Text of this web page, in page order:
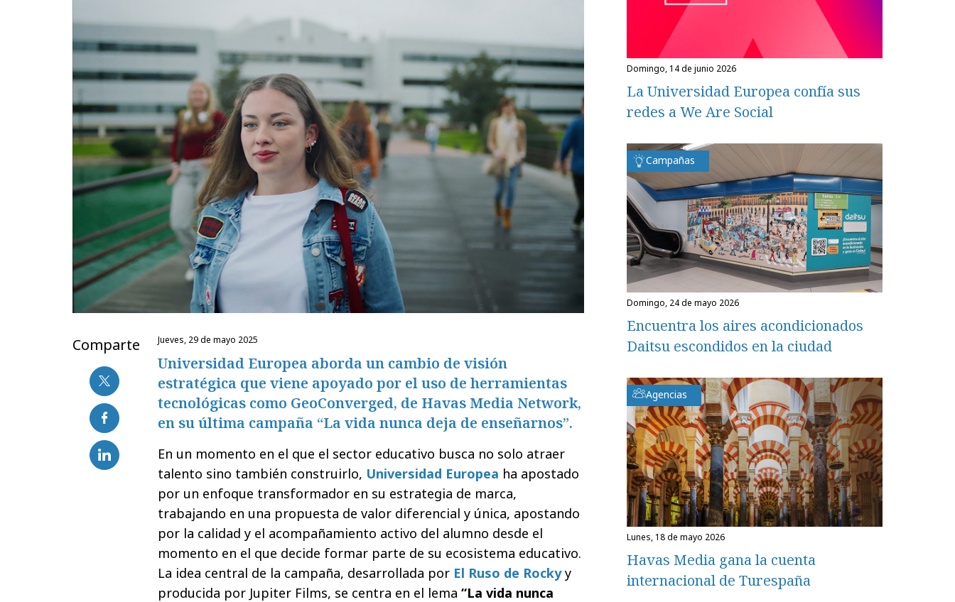
Comparte jueves, 29 de mayo 2025
Universidad Europea aborda un cambio de visión
estratégica que viene apoyado por el uso de herramientas
tecnológicas como GeoConverged, de Havas Media Network,
en su última campaña “La vida nunca deja de enseñarnos”.
En un momento en el que el sector educativo busca no solo atraer
talento sino también construirlo, Universidad Europea ha apostado
por un enfoque transformador en su estrategia de marca,
trabajando en una propuesta de valor diferencial y única, apostando
por la calidad y el acompañamiento activo del alumno desde el
momento en el que decide formar parte de su ecosistema educativo.
La idea central de la campaña, desarrollada por El Ruso de Rockyy
producida por Jupiter Films, se centra en el lema “La vida nunca
domingo, 14 de junio 2026
La Universidad Europea confía sus
redes a We Are Social
Campañas
domingo, 24 de mayo 2026
Encuentra los aires acondicionados
Daitsu escondidos en la ciudad
Agencias
lunes, 18 de mayo 2026
Havas Media gana la cuenta
internacional de Turespaña